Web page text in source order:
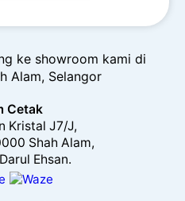
ke showroom kami di
Alam, Selangor
Cetak
Kristal J7/J,
Shah Alam,
Ehsan.